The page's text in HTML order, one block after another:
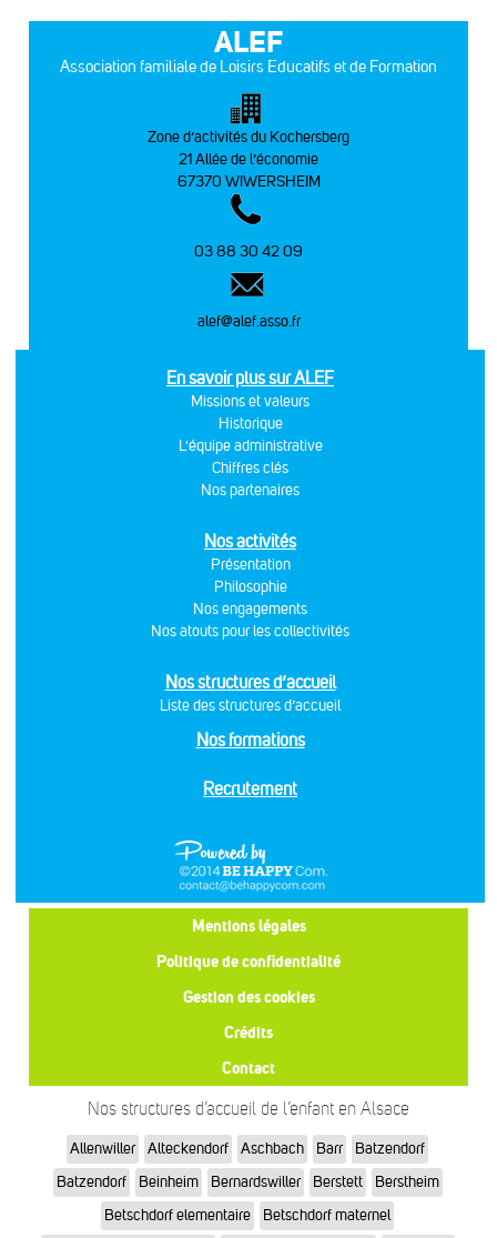
ALEF
Association familiale de Loisirs Educatifs et de Formation
Zone d’activités du Kochersberg
21 Allée de l’économie
67370 WIWERSHEIM
03 88 30 42 09
alef@alef.asso.fr
En savoir plus sur ALEF
Missions et valeurs
Historique
L'équipe administrative
Chiffres clés
Nos partenaires
Nos activités
Présentation
Philosophie
Nos engagements
Nos atouts pour les collectivités
Nos structures d’accueil
Liste des structures d’accueil
Nos formations
Recrutement
Mentions légales
Politique de confidentialité
Gestion des cookies
Crédits
Contact
Nos structures d’accueil de l’enfant en Alsace
Allenwiller Alteckendorf Aschbach Barr
Batzendorf
Batzendorf
Beinheim Bernardswiller Berstett
Berstheim
Betschdorf elementaire
Betschdorf maternel